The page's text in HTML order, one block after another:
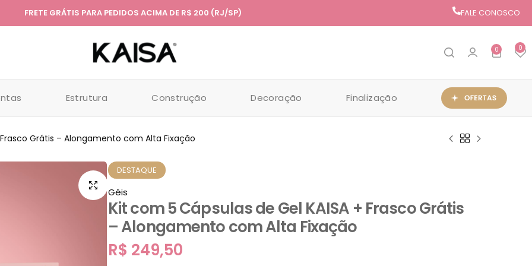
FRETE GRÁTIS PARA PEDIDOS ACIMA DE R$ 200 (RJ/SP) FALE CONOSCO
0 0
Estrutura Construção Decoração Finalização
Grátis – Alongamento com Alta Fixação
DESTAQUE
Géis
Kit com 5 Cápsulas de Gel KAISA + Frasco Grátis
– Alongamento com Alta Fixação
R$ 249,50